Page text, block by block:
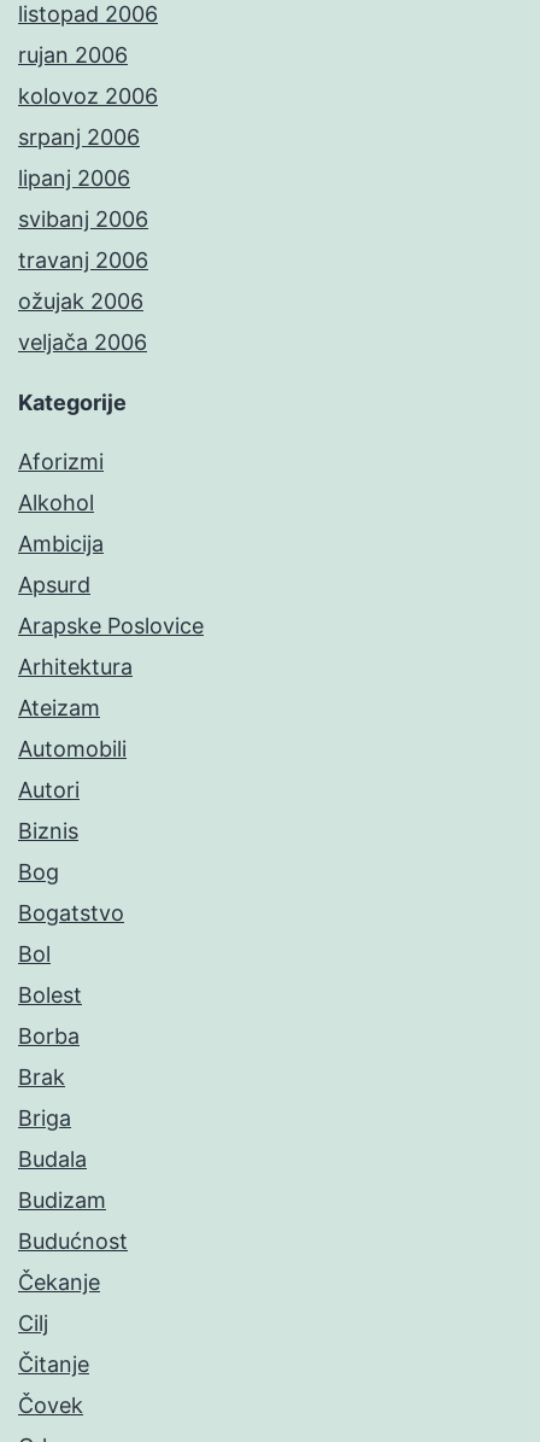
listopad 2006
rujan 2006
kolovoz 2006
srpanj 2006
lipanj 2006
svibanj 2006
travanj 2006
ožujak 2006
veljača 2006
Kategorije
Aforizmi
Alkohol
Ambicija
Apsurd
Arapske Poslovice
Arhitektura
Ateizam
Automobili
Autori
Biznis
Bog
Bogatstvo
Bol
Bolest
Borba
Brak
Briga
Budala
Budizam
Budućnost
Čekanje
Cilj
Čitanje
Čovek